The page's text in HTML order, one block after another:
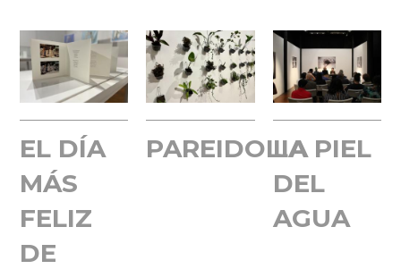
EL DÍA
MÁS
FELIZ
DE
PAREIDOLIALA PIEL
DEL
AGUA